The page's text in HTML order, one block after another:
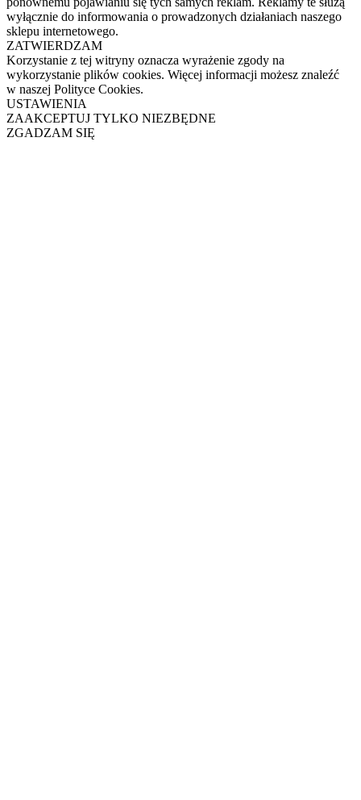
wyłącznie do informowania o prowadzonych działaniach naszego
sklepu internetowego.
ZATWIERDZAM
Korzystanie z tej witryny oznacza wyrażenie zgody na
wykorzystanie plików cookies. Więcej informacji możesz znaleźć
w naszej Polityce Cookies.
USTAWIENIA
ZAAKCEPTUJ TYLKO NIEZBĘDNE
ZGADZAM SIĘ